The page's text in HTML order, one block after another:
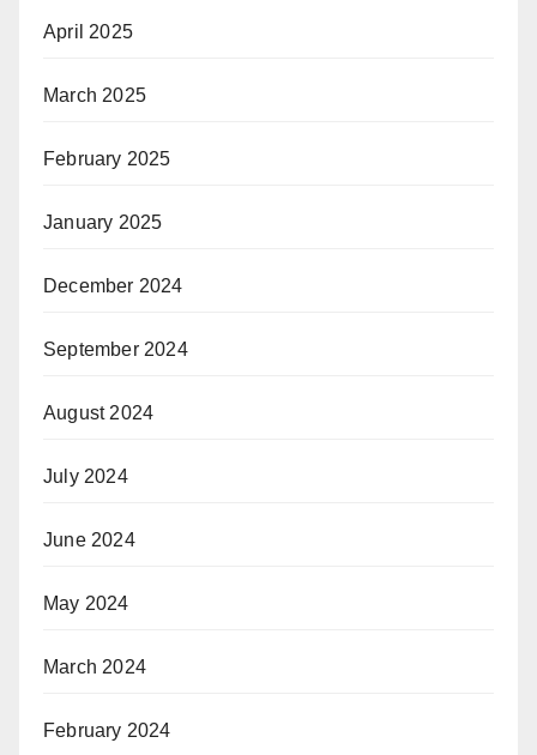
April 2025
March 2025
February 2025
January 2025
December 2024
September 2024
August 2024
July 2024
June 2024
May 2024
March 2024
February 2024